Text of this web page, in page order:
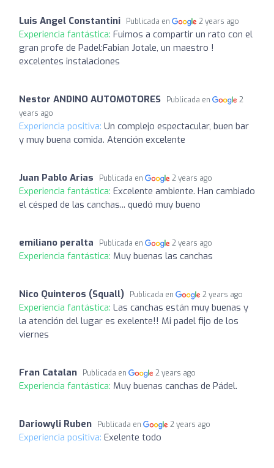
Luis Angel Constantini Publicada en 2 years ago
Experiencia fantástica: Fuimos a compartir un rato con el
gran profe de Padel:Fabian Jotale, un maestro !
excelentes instalaciones
Nestor ANDINO AUTOMOTORES Publicada en
2
years ago
Experiencia positiva: Un complejo espectacular, buen bar
y muy buena comida. Atención excelente
Juan Pablo Arias Publicada en 2 years ago
Experiencia fantástica: Excelente ambiente. Han cambiado
el césped de las canchas... quedó muy bueno
emiliano peralta Publicada en 2 years ago
Experiencia fantástica: Muy buenas las canchas
Nico Quinteros (Squall) Publicada en 2 years ago
Experiencia fantástica: Las canchas están muy buenas y
la atención del lugar es exelente!! Mi padel fijo de los
viernes
Fran Catalan Publicada en 2 years ago
Experiencia fantástica: Muy buenas canchas de Pádel.
Dariowyli Ruben Publicada en 2 years ago
Experiencia positiva: Exelente todo